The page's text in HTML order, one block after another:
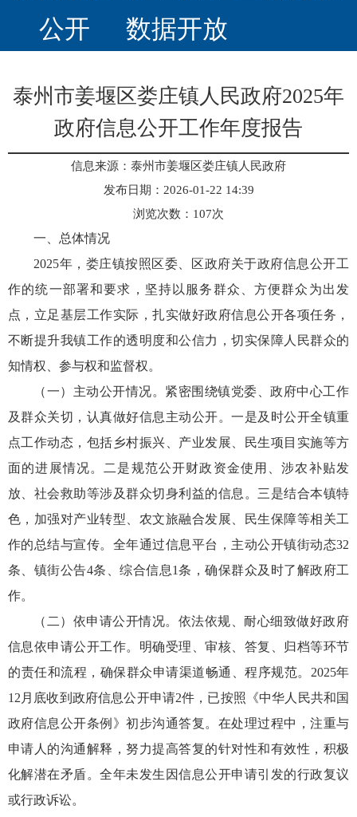
公开
数据开放
泰州市姜堰区娄庄镇人民政府2025年
政府信息公开工作年度报告
信息来源：泰州市姜堰区娄庄镇人民政府
发布日期：2026-01-22 14:39
浏览次数： 107次
一、总体情况
2025年，娄庄镇按照区委、区政府关于政府信息公开工
作的统一部署和要求，坚持以服务群众、方便群众为出发
点，立足基层工作实际，扎实做好政府信息公开各项任务，
不断提升我镇工作的透明度和公信力，切实保障人民群众的
知情权、参与权和监督权。
（一）主动公开情况。紧密围绕镇党委、政府中心工作
及群众关切，认真做好信息主动公开。一是及时公开全镇重
点工作动态，包括乡村振兴、产业发展、民生项目实施等方
面的进展情况。二是规范公开财政资金使用、涉农补贴发
放、社会救助等涉及群众切身利益的信息。三是结合本镇特
色，加强对产业转型、农文旅融合发展、民生保障等相关工
作的总结与宣传。全年通过信息平台，主动公开镇街动态32
条、镇街公告4条、综合信息1条，确保群众及时了解政府工
作。
（二）依申请公开情况。依法依规、耐心细致做好政府
信息依申请公开工作。明确受理、审核、答复、归档等环节
的责任和流程，确保群众申请渠道畅通、程序规范。2025年
12月底收到政府信息公开申请2件，已按照《中华人民共和国
政府信息公开条例》初步沟通答复。在处理过程中，注重与
申请人的沟通解释，努力提高答复的针对性和有效性，积极
化解潜在矛盾。全年未发生因信息公开申请引发的行政复议
或行政诉讼。